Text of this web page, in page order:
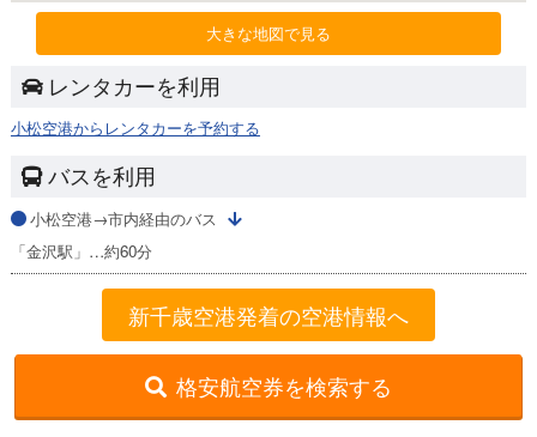
大きな地図で見る
レンタカーを利用
小松空港からレンタカーを予約する
バスを利用
小松空港→市内経由のバス
「金沢駅」…約60分
新千歳空港発着の空港情報へ
格安航空券を検索する